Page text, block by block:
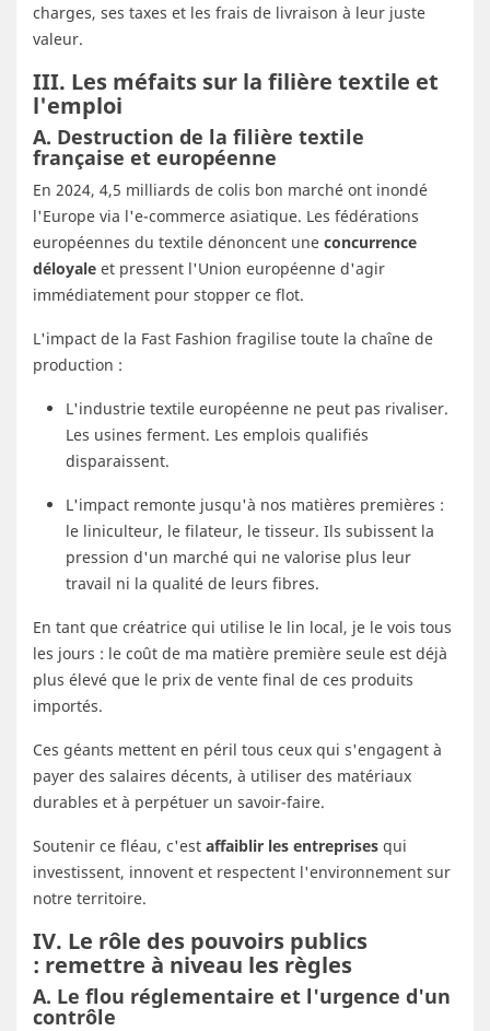
charges, ses taxes et les frais de livraison à leur juste
valeur.
III. Les méfaits sur la filière textile et
l'emploi
A. Destruction de la filière textile
française et européenne
En 2024, 4,5 milliards de colis bon marché ont inondé
l'Europe via l'e-commerce asiatique. Les fédérations
européennes du textile dénoncent une concurrence
déloyale et pressent l'Union européenne d'agir
immédiatement pour stopper ce flot.
L'impact de la Fast Fashion fragilise toute la chaîne de
production :
L'industrie textile européenne ne peut pas rivaliser.
Les usines ferment. Les emplois qualifiés
disparaissent.
L'impact remonte jusqu'à nos matières premières :
le liniculteur, le filateur, le tisseur. Ils subissent la
pression d'un marché qui ne valorise plus leur
travail ni la qualité de leurs fibres.
En tant que créatrice qui utilise le lin local, je le vois tous
les jours : le coût de ma matière première seule est déjà
plus élevé que le prix de vente final de ces produits
importés.
Ces géants mettent en péril tous ceux qui s'engagent à
payer des salaires décents, à utiliser des matériaux
durables et à perpétuer un savoir-faire.
Soutenir ce fléau, c'est affaiblir les entreprises qui
investissent, innovent et respectent l'environnement sur
notre territoire.
IV. Le rôle des pouvoirs publics
: remettre à niveau les règles
A. Le flou réglementaire et l'urgence d'un
contrôle